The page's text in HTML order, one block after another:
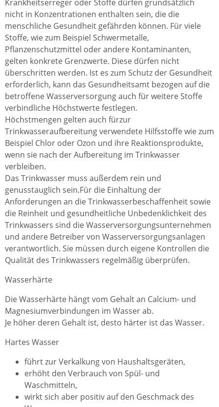
Krankheitserreger oder Stoffe dürfen grundsätzlich
nicht in Konzentrationen enthalten sein, die die
menschliche Gesundheit gefährden können. Für viele
Stoffe, wie zum Beispiel Schwermetalle,
Pflanzenschutzmittel oder andere Kontaminanten,
gelten konkrete Grenzwerte. Diese dürfen nicht
überschritten werden. Ist es zum Schutz der Gesundheit
erforderlich, kann das Gesundheitsamt bezogen auf die
betroffene Wasserversorgung auch für weitere Stoffe
verbindliche Höchstwerte festlegen.
Höchstmengen gelten auch fürzur
Trinkwasseraufbereitung verwendete Hilfsstoffe wie zum
Beispiel Chlor oder Ozon und ihre Reaktionsprodukte,
wenn sie nach der Aufbereitung im Trinkwasser
verbleiben.
Das Trinkwasser muss außerdem rein und
genusstauglich sein.Für die Einhaltung der
Anforderungen an die Trinkwasserbeschaffenheit sowie
die Reinheit und gesundheitliche Unbedenklichkeit des
Trinkwassers sind die Wasserversorgungsunternehmen
und andere Betreiber von Wasserversorgungsanlagen
verantwortlich. Sie müssen durch eigene Kontrollen die
Qualität des Trinkwassers regelmäßig überprüfen.
Wasserhärte
Die Wasserhärte hängt vom Gehalt an Calcium- und
Magnesiumverbindungen im Wasser ab.
Je höher deren Gehalt ist, desto härter ist das Wasser.
Hartes Wasser
führt zur Verkalkung von Haushaltsgeräten,
erhöht den Verbrauch von Spül- und
Waschmitteln,
wirkt sich aber positiv auf den Geschmack des